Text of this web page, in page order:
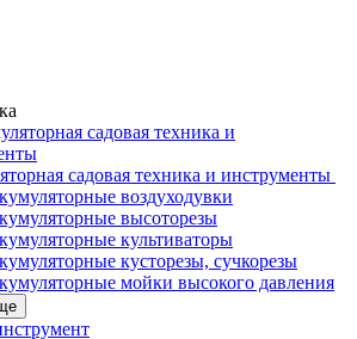
садовая техника и инструменты
воздуходувки
высоторезы
культиваторы
кусторезы, сучкорезы
мойки высокого давления